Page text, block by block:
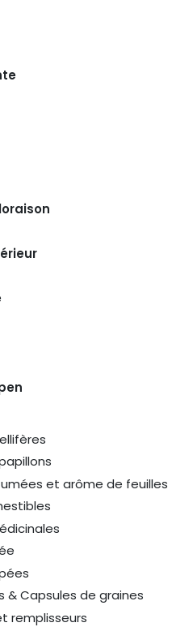
et arôme de feuilles
& Capsules de graines
remplisseurs